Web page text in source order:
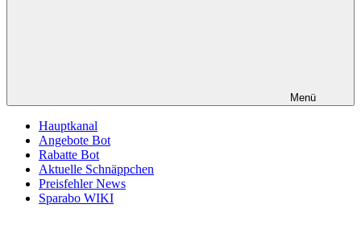
Menü
Hauptkanal
Angebote Bot
Rabatte Bot
Aktuelle Schnäppchen
Preisfehler News
Sparabo WIKI